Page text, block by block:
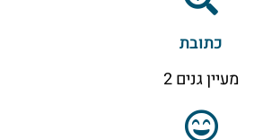
כתובת
מעיין גנים 2